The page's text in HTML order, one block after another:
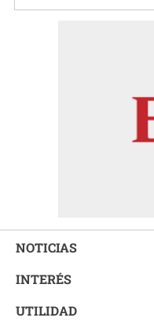
NOTICIAS
INTERÉS
UTILIDAD